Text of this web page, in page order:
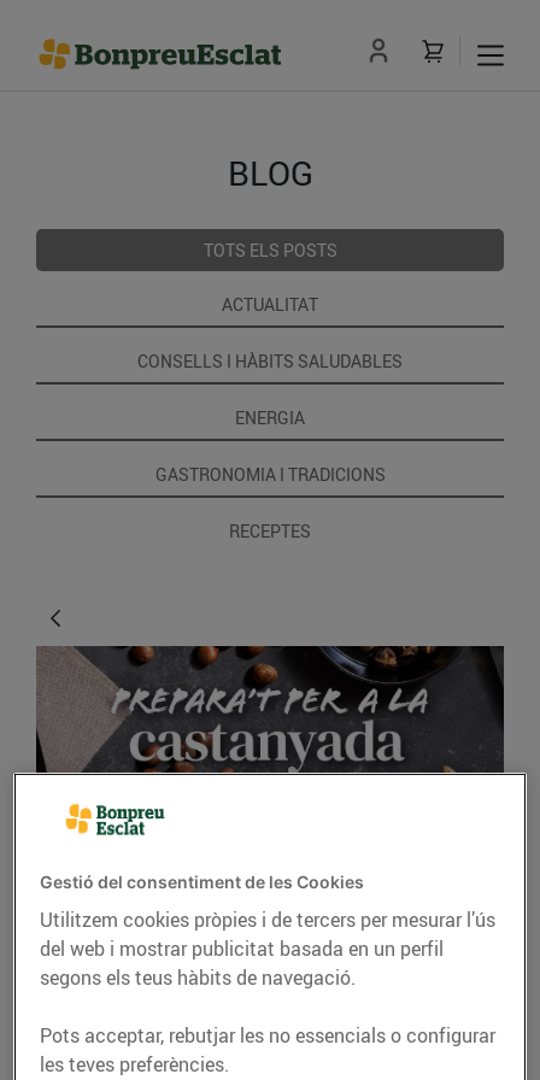
BLOG
TOTS ELS POSTS
ACTUALITAT
CONSELLS I HÀBITS SALUDABLES
ENERGIA
GASTRONOMIA I TRADICIONS
RECEPTES
GASTRONOMIA I TRADICIONS
Idees per celebrar la
Castanyada a casa
13/d’octubre/2023
Gestió del consentiment de les Cookies
Utilitzem cookies pròpies i de tercers per mesurar l’ús
del web i mostrar publicitat basada en un perfil
segons els teus hàbits de navegació.
Pots acceptar, rebutjar les no essencials o configurar
les teves preferències.